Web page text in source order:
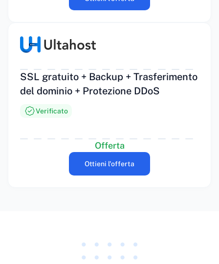
SSL gratuito + Backup + Trasferimento
del dominio + Protezione DDoS
Verificato
Offerta
Ottieni l'offerta